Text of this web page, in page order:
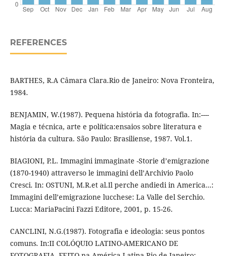
REFERENCES
BARTHES, R.A Câmara Clara.Rio de Janeiro: Nova Fronteira,
1984.
BENJAMIN, W.(1987). Pequena história da fotografia. In:----
Magia e técnica, arte e política:ensaios sobre literatura e
história da cultura. São Paulo: Brasiliense, 1987. Vol.1.
BIAGIONI, P.L. Immagini immaginate -Storie d’emigrazione
(1870-1940) attraverso le immagini dell’Archivio Paolo
Cresci. In: OSTUNI, M.R.et al.Il perche andiedi in America...:
Immagini dell’emigrazione lucchese: La Valle del Serchio.
Lucca: MariaPacini Fazzi Editore, 2001, p. 15-26.
CANCLINI, N.G.(1987). Fotografia e ideologia: seus pontos
comuns. In:II COLÓQUIO LATINO-AMERICANO DE